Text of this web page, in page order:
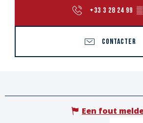
+33 3 28 24 99
CONTACTER
Een fout